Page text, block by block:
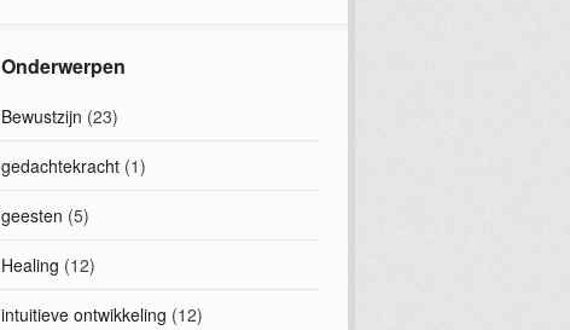
Onderwerpen
Bewustzijn (23)
gedachtekracht(1)
geesten (5)
Healing (12)
intuitieve ontwikkeling (12)